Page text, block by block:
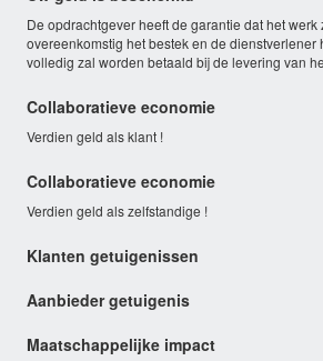
De opdrachtgever heeft de garantie dat het
overeenkomstig het bestek en de dienstverlener
volledig zal worden betaald bij de levering van
Collaboratieve economie
Verdien geld als klant !
Collaboratieve economie
Verdien geld als zelfstandige !
Klanten getuigenissen
Aanbieder getuigenis
Maatschappelijke impact